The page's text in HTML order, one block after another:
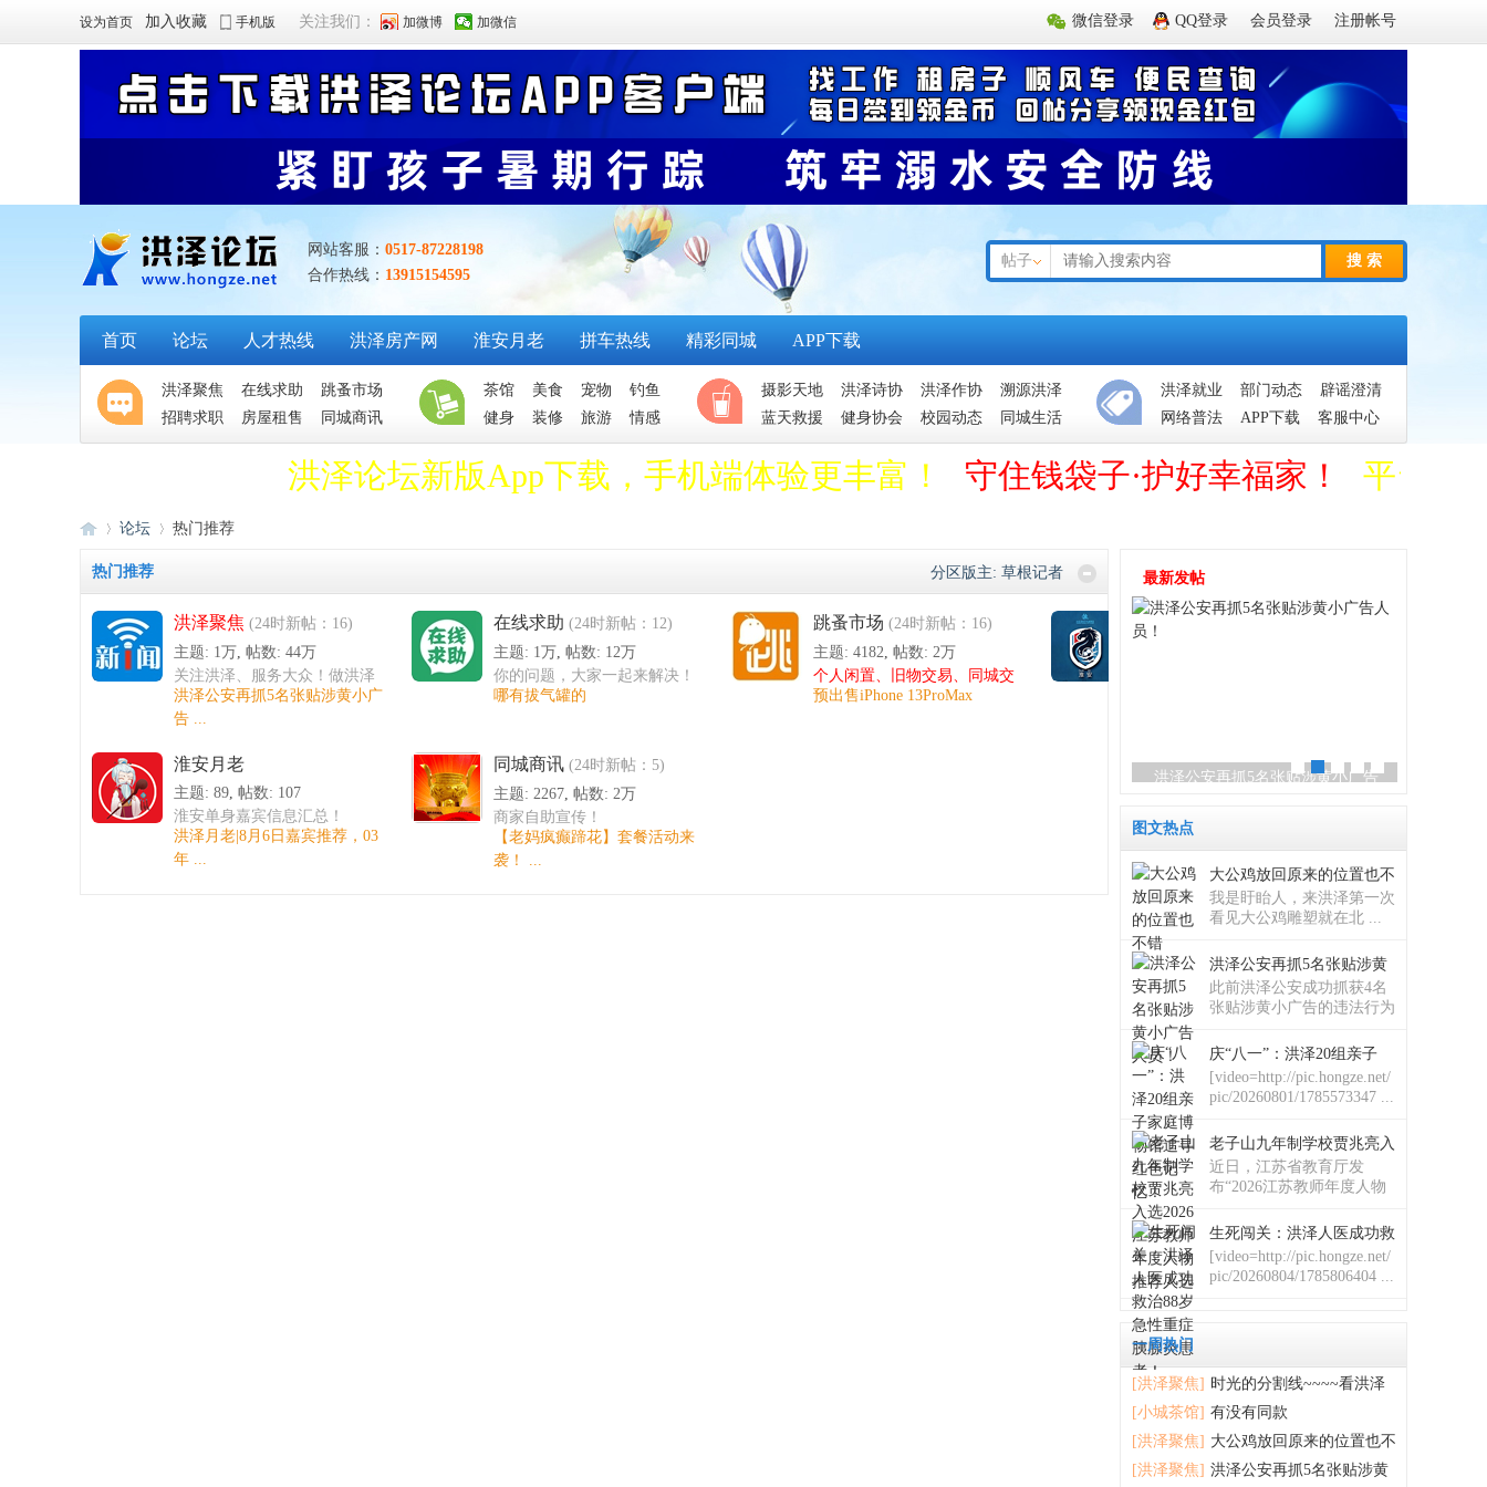
微信登录 QQ登录 会员登录 注册帐号
设为首页 加入收藏 手机版 关注我们： 加微博 加微信
网站客服： 0517-87228198
合作热线： 13915154595
帖子 搜 索
首页 论坛 人才热线 洪泽房产网 淮安月老 拼车热线 精彩同城 APP下载
洪泽聚焦 在线求助
跳蚤市场
招聘求职
房屋租售 同城商讯
茶馆 美食 宠物
钓鱼
健身
装修 旅游 情感
摄影天地 洪泽诗协 洪泽作协
溯源洪泽
蓝天救援
健身协会 校园动态 同城生活
洪泽就业 部门动态
辟谣澄清
网络普法
APP下载 客服中心
洪泽论坛新版App下载，手机端体验更丰富！ 守住钱袋子·护好幸福家！ 平台管
洪
论坛 热门推荐
分区版主: 草根记者
热门推荐
洪泽聚焦 (24时新帖：16)
主题: 1万, 帖数: 44万
关注洪泽、服务大众！做洪泽
百姓的网站！
洪泽公安再抓5名张贴涉黄小广
告 ...
在线求助 (24时新帖：12)
主题: 1万, 帖数: 12万
你的问题，大家一起来解决！
哪有拔气罐的
跳蚤市场 (24时新帖：16)
主题: 4182, 帖数: 2万
个人闲置、旧物交易、同城交
换
预出售iPhone 13ProMax
苏超2026
淮安月老
主题: 89, 帖数: 107
淮安单身嘉宾信息汇总！
洪泽月老|8月6日嘉宾推荐，03
年 ...
同城商讯 (24时新帖：5)
主题: 2267, 帖数: 2万
商家自助宣传！
【老妈疯癫蹄花】套餐活动来
袭！ ...
. . . .
最新发帖
洪泽公安再抓5名张贴涉黄小广告
图文热点
大公鸡放回原来的位置也不
我是盱眙人，来洪泽第一次
看见大公鸡雕塑就在北 ...
洪泽公安再抓5名张贴涉黄
此前洪泽公安成功抓获4名
张贴涉黄小广告的违法行为
庆“八一”：洪泽20组亲子
[video=http://pic.hongze.net/
pic/20260801/1785573347 ...
老子山九年制学校贾兆亮入
近日，江苏省教育厅发
布“2026江苏教师年度人物
生死闯关：洪泽人医成功救
[video=http://pic.hongze.net/
pic/20260804/1785806404 ...
一周热门
[洪泽聚焦] 时光的分割线~~~~看洪泽
的变化
[小城茶馆] 有没有同款
[洪泽聚焦] 大公鸡放回原来的位置也不
错
[洪泽聚焦] 洪泽公安再抓5名张贴涉黄